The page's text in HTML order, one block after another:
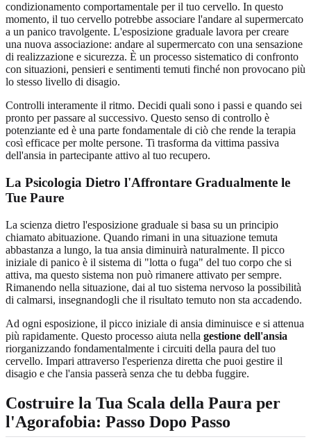
condizionamento comportamentale per il tuo cervello. In questo
momento, il tuo cervello potrebbe associare l'andare al supermercato
a un panico travolgente. L'esposizione graduale lavora per creare
una nuova associazione: andare al supermercato con una sensazione
di realizzazione e sicurezza. È un processo sistematico di confronto
con situazioni, pensieri e sentimenti temuti finché non provocano più
lo stesso livello di disagio.
Controlli interamente il ritmo. Decidi quali sono i passi e quando sei
pronto per passare al successivo. Questo senso di controllo è
potenziante ed è una parte fondamentale di ciò che rende la terapia
così efficace per molte persone. Ti trasforma da vittima passiva
dell'ansia in partecipante attivo al tuo recupero.
La Psicologia Dietro l'Affrontare Gradualmente le
Tue Paure
La scienza dietro l'esposizione graduale si basa su un principio
chiamato abituazione. Quando rimani in una situazione temuta
abbastanza a lungo, la tua ansia diminuirà naturalmente. Il picco
iniziale di panico è il sistema di "lotta o fuga" del tuo corpo che si
attiva, ma questo sistema non può rimanere attivato per sempre.
Rimanendo nella situazione, dai al tuo sistema nervoso la possibilità
di calmarsi, insegnandogli che il risultato temuto non sta accadendo.
Ad ogni esposizione, il picco iniziale di ansia diminuisce e si attenua
più rapidamente. Questo processo aiuta nella gestione dell'ansia
riorganizzando fondamentalmente i circuiti della paura del tuo
cervello. Impari attraverso l'esperienza diretta che puoi gestire il
disagio e che l'ansia passerà senza che tu debba fuggire.
Costruire la Tua Scala della Paura per
l'Agorafobia: Passo Dopo Passo